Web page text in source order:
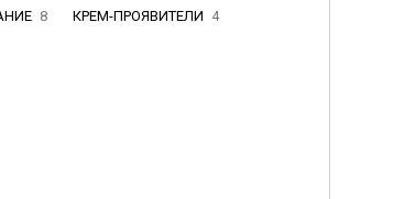
8 КРЕМ-ПРОЯВИТЕЛИ 4